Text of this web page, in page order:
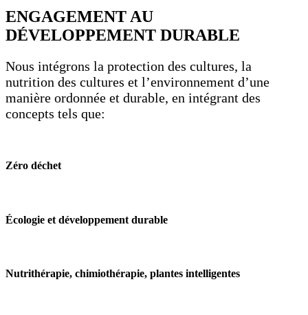
ENGAGEMENT AU
DÉVELOPPEMENT DURABLE
Nous intégrons la protection des cultures, la
nutrition des cultures et l’environnement d’une
manière ordonnée et durable, en intégrant des
concepts tels que:
Zéro déchet
Écologie et développement durable
Nutrithérapie, chimiothérapie, plantes intelligentes